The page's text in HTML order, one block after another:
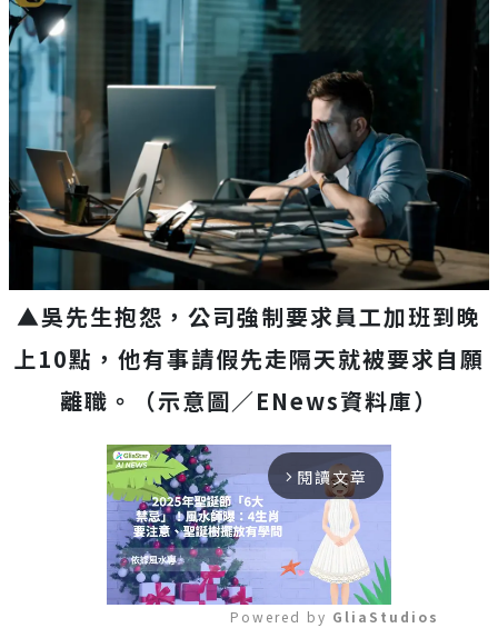
▲吳先生抱怨，公司強制要求員工加班到晚
上10點，他有事請假先走隔天就被要求自願
離職。（示意圖／ENews資料庫）
arrow_forward_ios 閱讀文章
Powered by GliaStudios